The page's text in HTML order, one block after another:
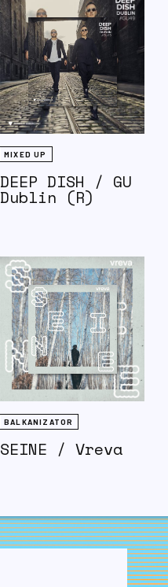
MIXED UP
DEEP DISH / GU
Dublin (R)
BALKANIZATOR
SEINE / Vreva